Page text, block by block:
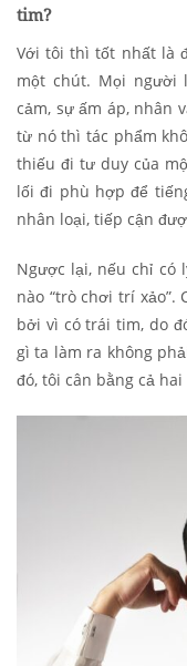
tim?
Với tôi thì tốt nhất là
một chút. Mọi
cảm, sự ấm áp, nhân
từ nó thì tác phẩm
thiếu đi tư duy của
lối đi phù hợp để
nhân loại, tiếp cận
Ngược lại, nếu chỉ có
nào “trò chơi trí xảo”.
bởi vì có trái tim, do
gì ta làm ra không
đó, tôi cân bằng cả